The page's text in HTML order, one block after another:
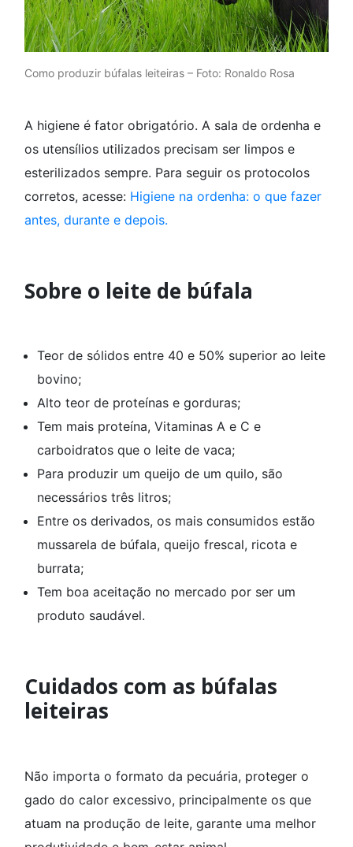
Como produzir búfalas leiteiras – Foto: Ronaldo Rosa
A higiene é fator obrigatório. A sala de ordenha e
os utensílios utilizados precisam ser limpos e
esterilizados sempre. Para seguir os protocolos
corretos, acesse: Higiene na ordenha: o que fazer
antes, durante e depois.
Sobre o leite de búfala
Teor de sólidos entre 40 e 50% superior ao leite
bovino;
Alto teor de proteínas e gorduras;
Tem mais proteína, Vitaminas A e C e
carboidratos que o leite de vaca;
Para produzir um queijo de um quilo, são
necessários três litros;
Entre os derivados, os mais consumidos estão
mussarela de búfala, queijo frescal, ricota e
burrata;
Tem boa aceitação no mercado por ser um
produto saudável.
Cuidados com as búfalas
leiteiras
Não importa o formato da pecuária, proteger o
gado do calor excessivo, principalmente os que
atuam na produção de leite, garante uma melhor